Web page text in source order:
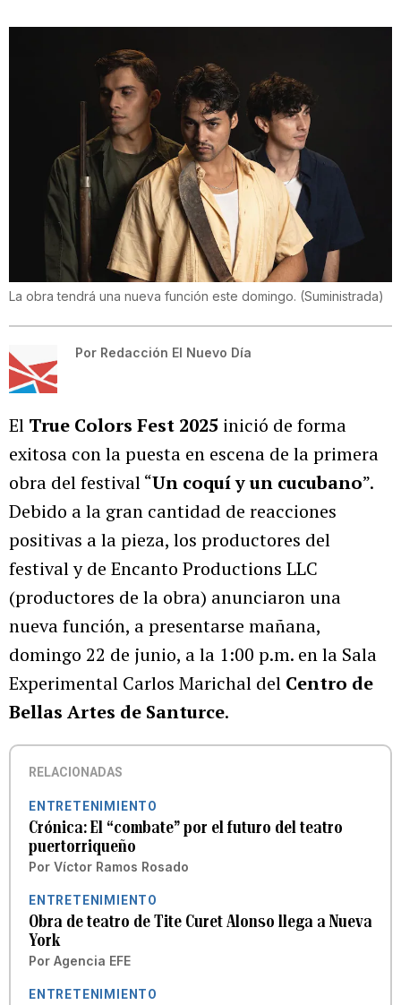
La obra tendrá una nueva función este domingo. (Suministrada)
Por Redacción El Nuevo Día
El True Colors Fest 2025 inició de forma
exitosa con la puesta en escena de la primera
obra del festival “Un coquí y un cucubano”.
Debido a la gran cantidad de reacciones
positivas a la pieza, los productores del
festival y de Encanto Productions LLC
(productores de la obra) anunciaron una
nueva función, a presentarse mañana,
domingo 22 de junio, a la 1:00 p.m. en la Sala
Experimental Carlos Marichal del Centro de
Bellas Artes de Santurce.
RELACIONADAS
ENTRETENIMIENTO
Crónica: El “combate” por el futuro del teatro
puertorriqueño
Por Víctor Ramos Rosado
ENTRETENIMIENTO
Obra de teatro de Tite Curet Alonso llega a Nueva
York
Por Agencia EFE
ENTRETENIMIENTO